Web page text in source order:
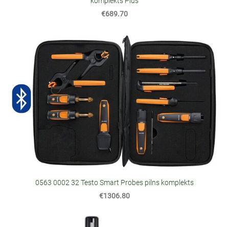
€689.70
0563 0002 32 Testo Smart Probes pilns komplekts
€1306.80